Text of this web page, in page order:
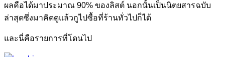
ผลคือได้มาประมาณ 90% ของลิสต์ นอกนั้นเป็นนิตยสารฉบับ
ล่าสุดซึ่งมาคิดดูแล้วกูไปซื้อที่ร้านทั่วไปก็ได้
และนี่คือรายการที่โดนไป